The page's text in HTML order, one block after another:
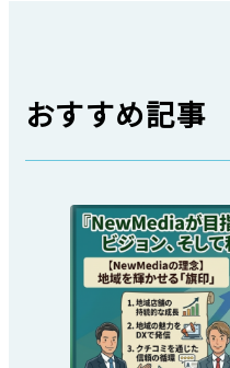
おすすめ記事